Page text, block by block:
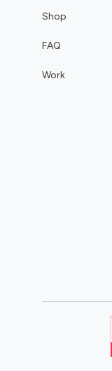
Shop
FAQ
Work